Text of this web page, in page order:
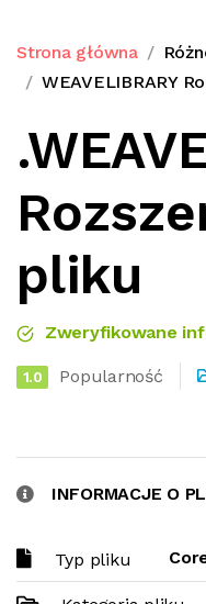
Strona główna
WEAVELIBRARY
pliku
Zweryfikowane
1.0 Popularność
INFORMACJE O
Typ pliku